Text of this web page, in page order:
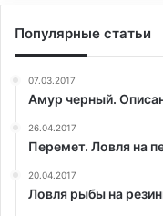
Популярные статьи
07.03.2017
Амур черный.
26.04.2017
Перемет. Ловля на
20.04.2017
Ловля рыбы на